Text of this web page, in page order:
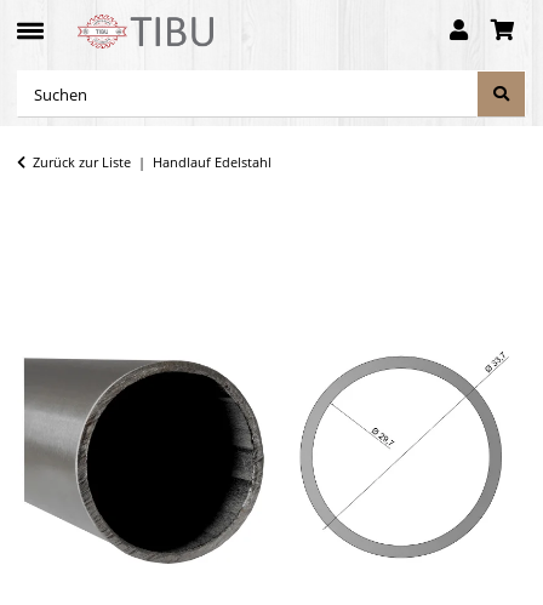
Zurück zur Liste Handlauf Edelstahl